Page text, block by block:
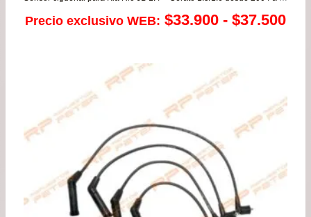
Precio exclusivo WEB: $33.900 - $37.500